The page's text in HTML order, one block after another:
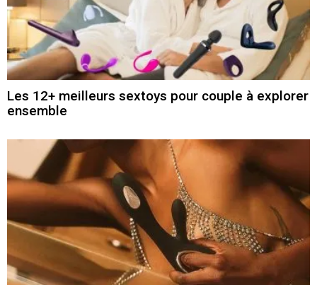
Les 12+ meilleurs sextoys pour couple à explorer
ensemble